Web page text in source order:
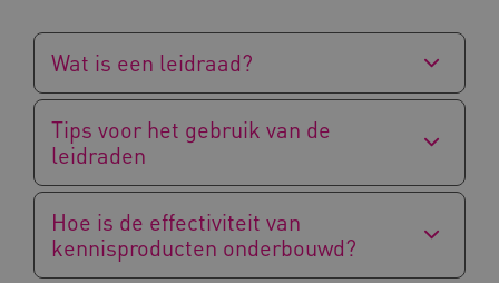
Wat is een leidraad?
Tips voor het gebruik van de
leidraden
Hoe is de effectiviteit van
kennisproducten onderbouwd?